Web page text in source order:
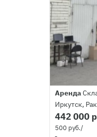
Аренда
Иркутск,
442 000
500 руб./